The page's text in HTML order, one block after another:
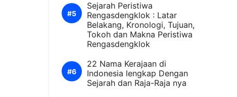
Sejarah Peristiwa
Rengasdengklok : Latar
Belakang, Kronologi, Tujuan,
Tokoh dan Makna Peristiwa
Rengasdengklok
22 Nama Kerajaan di
Indonesia lengkap Dengan
Sejarah dan Raja-Raja nya